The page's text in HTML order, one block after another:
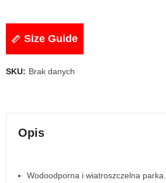
Size Guide
SKU: Brak danych
Opis
Wodoodporna i wiatroszczelna parka.